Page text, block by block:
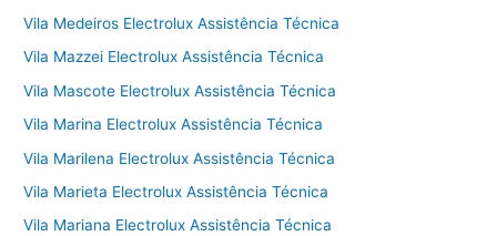
Vila Medeiros Electrolux Assistência Técnica
Vila Mazzei Electrolux Assistência Técnica
Vila Mascote Electrolux Assistência Técnica
Vila Marina Electrolux Assistência Técnica
Vila Marilena Electrolux Assistência Técnica
Vila Marieta Electrolux Assistência Técnica
Vila Mariana Electrolux Assistência Técnica